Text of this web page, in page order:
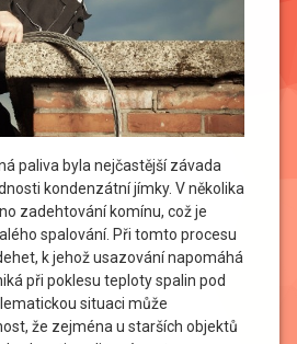
paliva byla nejčastější závada
kondenzátní jímky. V několika
zadehtování komínu, což je
spalování. Při tomto procesu
k jehož usazování napomáhá
při poklesu teploty spalin pod
situaci může
že zejména u starších objektů